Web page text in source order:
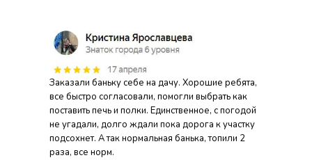
Заказали баньку себе на дачу. Хорошие ребята,
все быстро согласовали, помогли выбрать как
поставить печь и полки. Единственное, с погодой
не угадали, долго ждали пока дорога к участку
подсохнет. А так нормальная банька, топили 2
раза, все норм.